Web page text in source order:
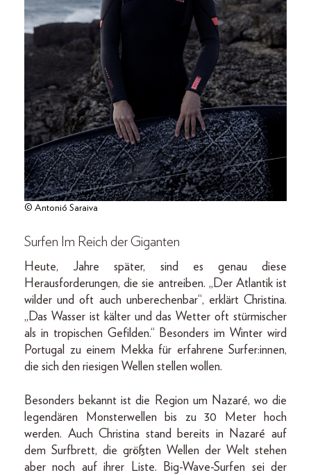
© Antonió Saraiva
Surfen Im Reich der Giganten
Heute, Jahre später, sind es genau diese
Herausforderungen, die sie antreiben. „Der Atlantik ist
wilder und oft auch unberechenbar“, erklärt Christina.
„Das Wasser ist kälter und das Wetter oft stürmischer
als in tropischen Gefilden.“ Besonders im Winter wird
Portugal zu einem Mekka für erfahrene Surfer:innen,
die sich den riesigen Wellen stellen wollen.
Besonders bekannt ist die Region um Nazaré, wo die
legendären Monsterwellen bis zu 30 Meter hoch
werden. Auch Christina stand bereits in Nazaré auf
dem Surfbrett, die größten Wellen der Welt stehen
aber noch auf ihrer Liste. Big-Wave-Surfen sei der